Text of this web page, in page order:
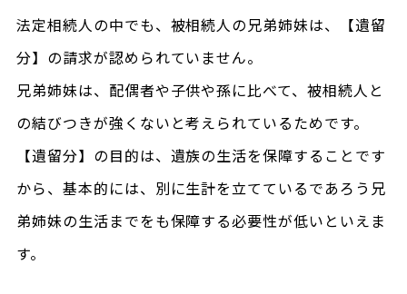
法定相続人の中でも、被相続人の兄弟姉妹は、【遺留
分】の請求が認められていません。
兄弟姉妹は、配偶者や子供や孫に比べて、被相続人と
の結びつきが強くないと考えられているためです。
【遺留分】の目的は、遺族の生活を保障することです
から、基本的には、別に生計を立てているであろう兄
弟姉妹の生活までをも保障する必要性が低いといえま
す。